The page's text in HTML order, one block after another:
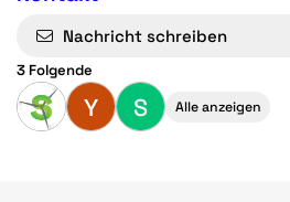
Nachricht schreiben
3 Folgende
Y S Alle anzeigen